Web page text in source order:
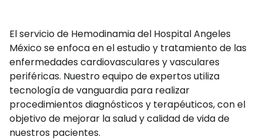
El servicio de Hemodinamia del Hospital Angeles
México se enfoca en el estudio y tratamiento de las
enfermedades cardiovasculares y vasculares
periféricas. Nuestro equipo de expertos utiliza
tecnología de vanguardia para realizar
procedimientos diagnósticos y terapéuticos, con el
objetivo de mejorar la salud y calidad de vida de
nuestros pacientes.